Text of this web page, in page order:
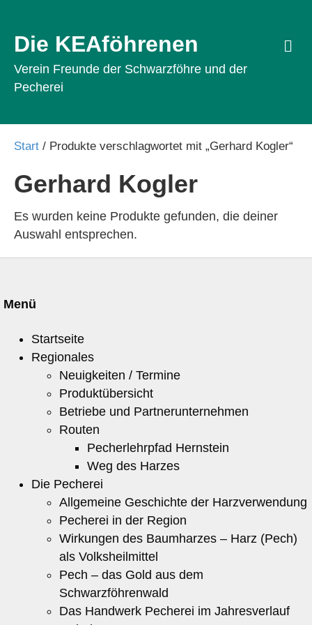
Die KEAföhrenen
Verein Freunde der Schwarzföhre und der
Pecherei
Start / Produkte verschlagwortet mit „Gerhard Kogler“
Gerhard Kogler
Es wurden keine Produkte gefunden, die deiner
Auswahl entsprechen.
Menü
Startseite
Regionales
Neuigkeiten / Termine
Produktübersicht
Betriebe und Partnerunternehmen
Routen
Pecherlehrpfad Hernstein
Weg des Harzes
Die Pecherei
Allgemeine Geschichte der Harzverwendung
Pecherei in der Region
Wirkungen des Baumharzes – Harz (Pech)
als Volksheilmittel
Pech – das Gold aus dem
Schwarzföhrenwald
Das Handwerk Pecherei im Jahresverlauf